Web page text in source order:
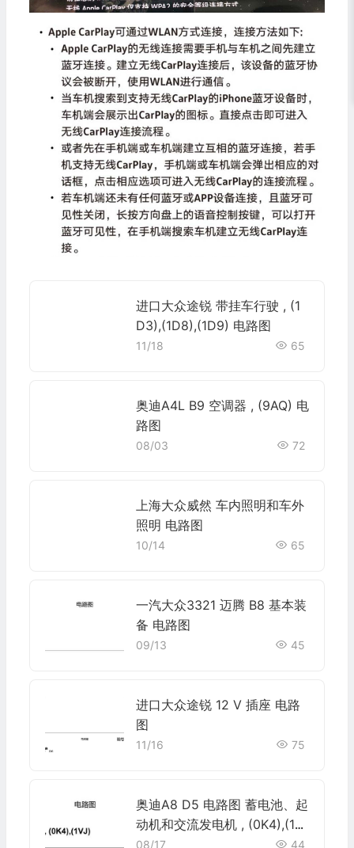
进口大众途锐 带挂车行驶 , (1
D3),(1D8),(1D9) 电路图
11/18 65
奥迪A4L B9 空调器 , (9AQ) 电
路图
08/03 72
上海大众威然 车内照明和车外
照明 电路图
10/14 65
一汽大众3321 迈腾 B8 基本装
备 电路图
09/13 45
进口大众途锐 12 V 插座 电路
图
11/16 75
奥迪A8 D5 电路图 蓄电池、起
动机和交流发电机 , (0K4),(1V
J) 电路图
08/17 44